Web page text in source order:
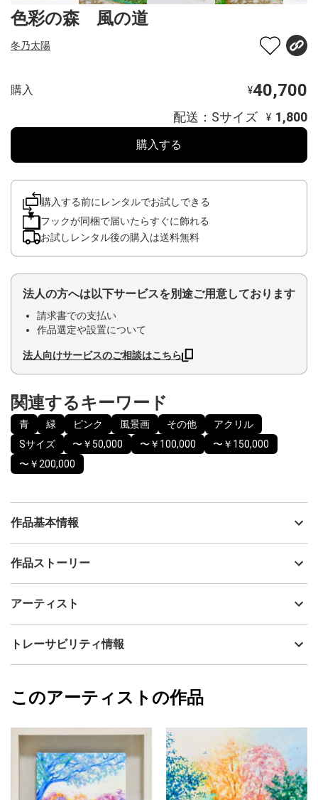
色彩の森 風の道
冬乃太陽
購入 ¥40,700
配送：Sサイズ ¥ 1,800
購入する
購入する前にレンタルでお試しできる
フックが同梱で届いたらすぐに飾れる
お試しレンタル後の購入は送料無料
法人の方へは以下サービスを別途ご用意しております
請求書での支払い
作品選定や設置について
法人向けサービスのご相談はこちら
関連するキーワード
青 緑 ピンク 風景画 その他
アクリル
Sサイズ
〜￥50,000 〜￥100,000
〜￥150,000
〜￥200,000
作品基本情報
出品者
制作年
アクリル
カラー
青
配送目安
二週間以内
作品ストーリー
ませて描いています。自然の中を歩いた時の心健やかで明るくな
だけたら嬉しいです。
アーティスト
冬乃太陽
フォローする
トレーサビリティ情報
冬乃太陽
このアーティストの作品